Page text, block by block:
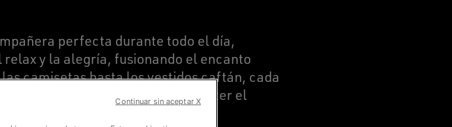
perfecta durante todo el día,
y la alegría, fusionando el encanto
las camisetashasta los vestidos caftán, cada
el máximo confort sin comprometer el
Continuar sin aceptar X